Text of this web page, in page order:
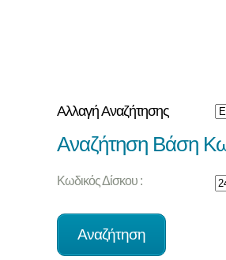
Αλλαγή Αναζήτησης
Αναζήτηση Βάση
Κωδικός Δίσκου :